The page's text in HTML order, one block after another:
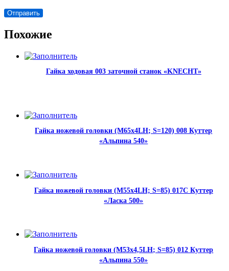
Похожие
Гайка ходовая 003 заточной станок «KNECHT»
Гайка ножевой головки (М65х4LH; S=120) 008 Куттер
«Альпина 540»
Гайка ножевой головки (М55х4LH; S=85) 017С Куттер
«Ласка 500»
Гайка ножевой головки (М53х4,5LH; S=85) 012 Куттер
«Альпина 550»